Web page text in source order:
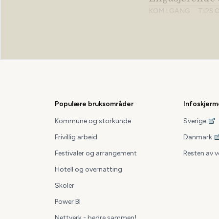
KOM I GANG TIPS
KOM I GANG TIPS
Logg inn
KOM I GANG TIPS
Smart bruk
Populære bruksområder
Kommune og storkunde
Frivillig arbeid
Festivaler og arrangement
Hotell og overnatting
Skoler
Power BI
Sverige
Danmark
Resten av